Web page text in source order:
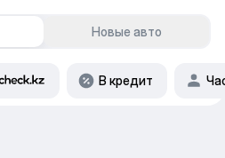
Новые авто
В кредит